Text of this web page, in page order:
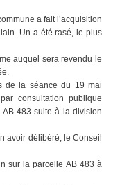
a fait l’acquisition
Un a été rasé, le plus
auquel sera revendu le
de la séance du 19 mai
consultation publique
AB 483 suite à la division
avoir délibéré, le Conseil
sur la parcelle AB 483 à